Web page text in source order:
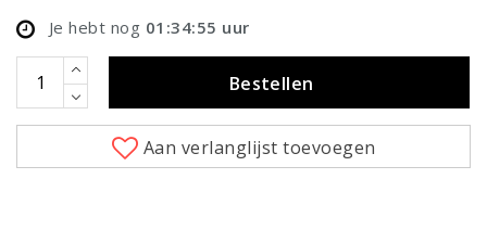
Je hebt nog 01:34:55 uur
Bestellen
Aan verlanglijst toevoegen